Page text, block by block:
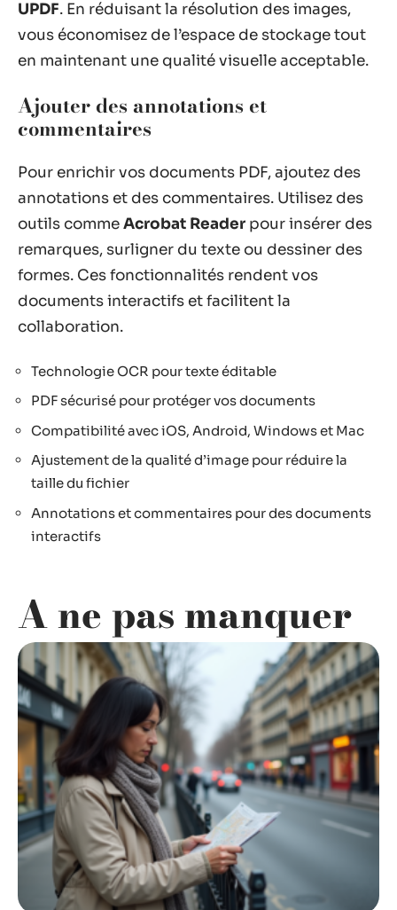
UPDF. En réduisant la résolution des images,
vous économisez de l’espace de stockage tout
en maintenant une qualité visuelle acceptable.
Ajouter des annotations et
commentaires
Pour enrichir vos documents PDF, ajoutez des
annotations et des commentaires. Utilisez des
outils commeAcrobat Reader pour insérer des
remarques, surligner du texte ou dessiner des
formes. Ces fonctionnalités rendent vos
documents interactifs et facilitent la
collaboration.
Technologie OCR pour texte éditable
PDF sécurisé pour protéger vos documents
Compatibilité avec iOS, Android, Windows et Mac
Ajustement de la qualité d’image pour réduire la
taille du fichier
Annotations et commentaires pour des documents
interactifs
A ne pas manquer